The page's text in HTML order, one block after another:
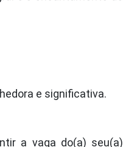
e significativa.
a vaga do(a) seu(a)